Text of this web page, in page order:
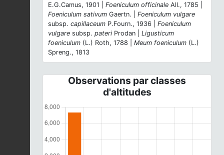
E.G.Camus, 1901 | Foeniculum officinale All., 1785 |
Foeniculum sativum Gaertn. | Foeniculum vulgare
subsp. capillaceum P.Fourn., 1936 | Foeniculum
vulgare subsp. pateri Prodan | Ligusticum
foeniculum (L.) Roth, 1788 | Meum foeniculum (L.)
Spreng., 1813
Observations par classes
d'altitudes